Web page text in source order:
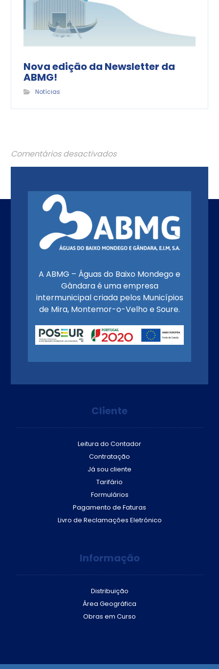
Nova edição da Newsletter da
ABMG!
Notícias
Comentários desactivados
A ABMG – Águas do Baixo Mondego e
Gândara é uma empresa
intermunicipal criada pelos Municípios
de Mira, Montemor-o-Velho e Soure.
Cliente
Leitura do Contador
Contratação
Já sou cliente
Tarifário
Formulários
Pagamento de Faturas
Livro de Reclamações Eletrónico
Informação
Distribuição
Área Geográfica
Obras em Curso